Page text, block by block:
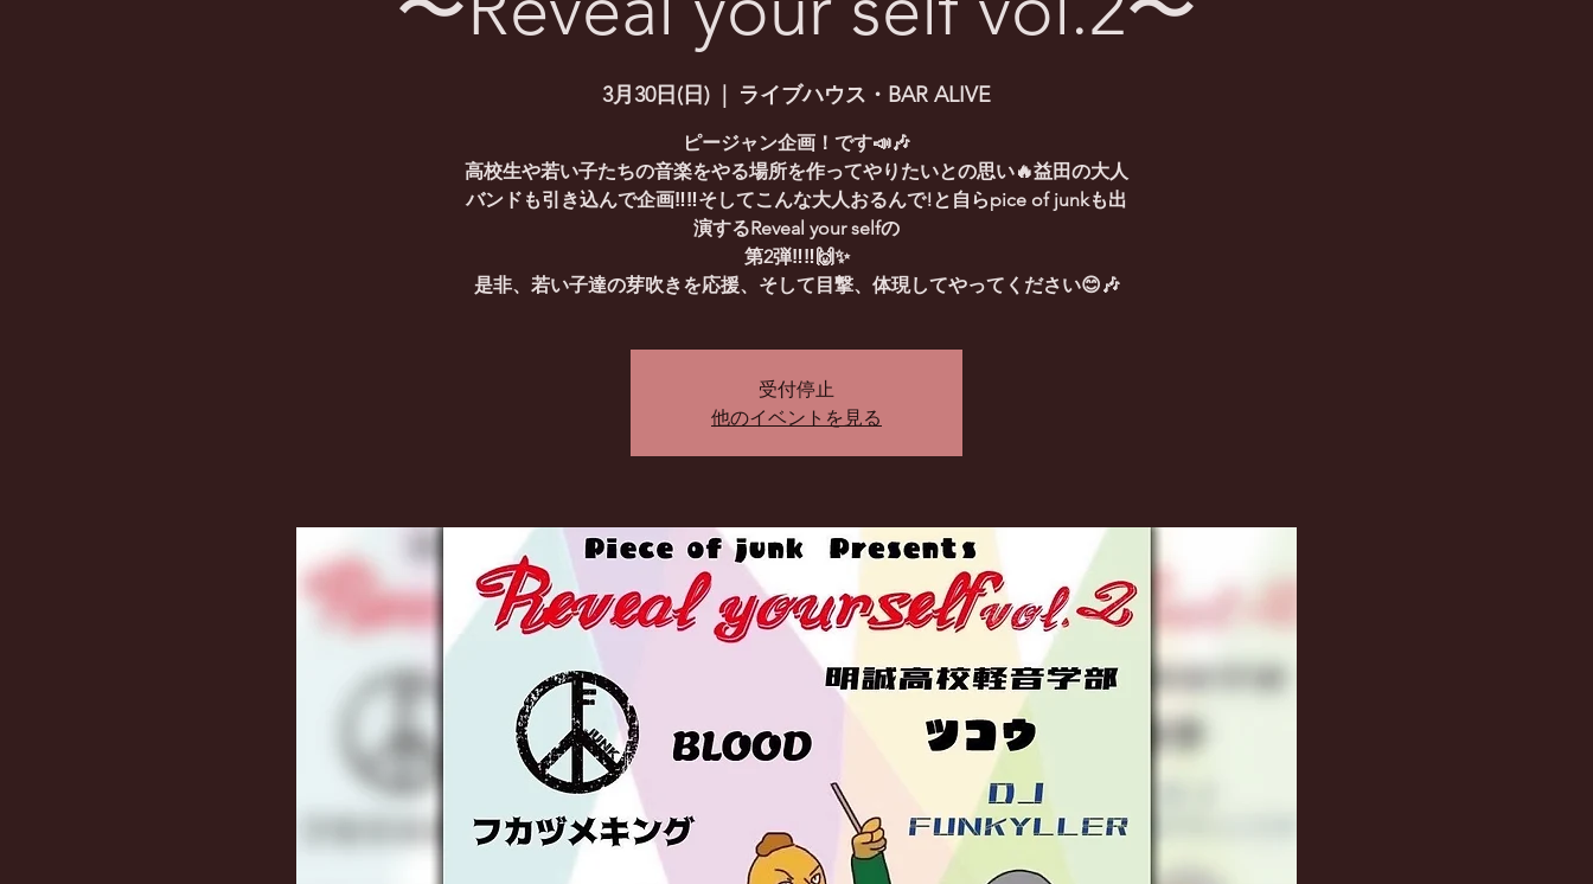
3月30日(日) ライブハウス・BAR ALIVE
ピージャン企画！です📣🎶
高校生や若い子たちの音楽をやる場所を作ってやりたいとの思い🔥益田の大人
バンドも引き込んで企画‼︎‼︎そしてこんな大人おるんで!と自らpice of junkも出
演するReveal your selfの
第2弾‼︎‼︎🙌✨
是非、若い子達の芽吹きを応援、そして目撃、体現してやってください😊🎶
受付停止
他のイベントを見る